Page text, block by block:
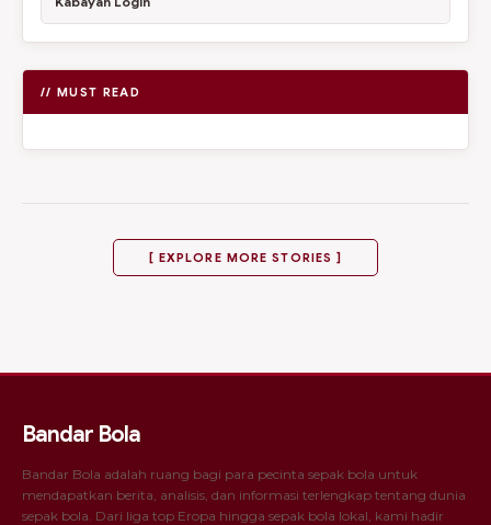
// MUST READ
[ EXPLORE MORE STORIES ]
Bandar Bola
Bandar Bola adalah ruang bagi para pecinta sepak bola untuk
mendapatkan berita, analisis, dan informasi terlengkap tentang dunia
sepak bola. Dari liga top Eropa hingga sepak bola lokal, kami hadir